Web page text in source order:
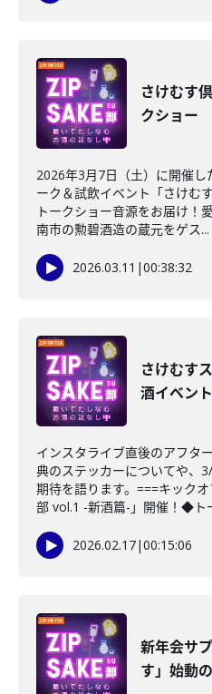
さけむす
クショー
2026年3月7日（土）に開催
ーク＆試飲イベント「さけむ
トークショー音源をお届け！
南市の勲碧酒造の蔵元をゲス...
2026.03.11 |00:38:32
さけむす
酒イベン
インスタライブ直後のアフタ
典のステッカーについてや、
期待を語ります。===キック
部 vol.1 -新酒篇-」開催！◆ト
2026.02.17|00:15:06
新年会サ
す」始動